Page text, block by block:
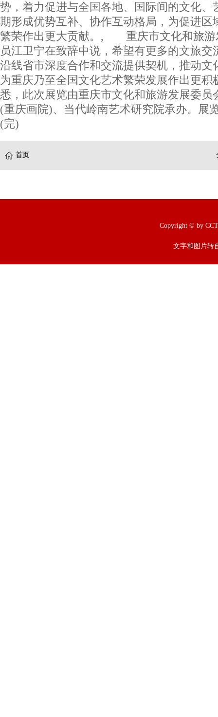
势，着力促进与全国各地、国际间的文化、
期形成优势互补、协作互动格局，为促进区
繁荣作出更大贡献。, 重庆市文化和旅游
员江卫宁在致辞中说，希望有更多的文旅交
沿线省市深度合作和交流提供契机，推动文
为重庆乃至全国文化艺术繁荣发展作出
悉，此次展览由重庆市文化和旅游发展委员
(重庆画院)、当代岭南艺术研究院承办。展
(完)
首页
Copyright © by
文字和图片转